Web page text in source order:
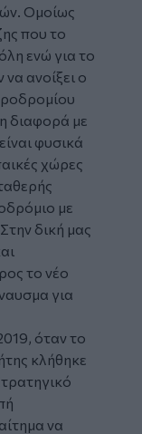
Ομοίως
που το
ενώ για το
ανοίξει ο
διαφορά με
φυσικά
χώρες
με
δική μας
το νέο
για
όταν το
κλήθηκε
να